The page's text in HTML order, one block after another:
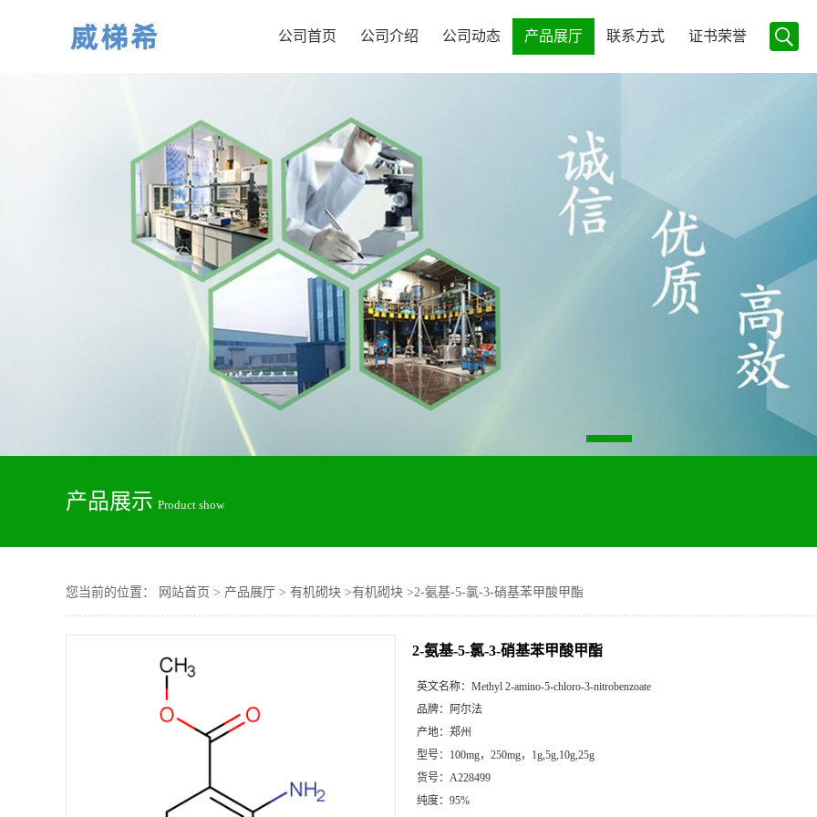
公司首页 公司介绍 公司动态 产品展厅 联系方式 证书荣誉
产品展示 Product show
您当前的位置： 网站首页 > 产品展厅 > 有机砌块 >有机砌块 >2-氨基-5-氯-3-硝基苯甲酸甲酯
2-氨基-5-氯-3-硝基苯甲酸甲酯
英文名称： Methyl 2-amino-5-chloro-3-nitrobenzoate
品牌：
阿尔法
产地： 郑州
型号： 100mg，250mg，1g,5g,10g,25g
货号： A228499
纯度： 95%